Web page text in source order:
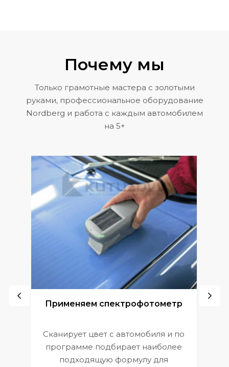
Почему мы
Только грамотные мастера с золотыми
руками, профессиональное оборудование
Nordberg и работа с каждым автомобилем
на 5+
Применяем спектрофотометр
Сканирует цвет с автомобиля и по
программе подбирает наиболее
подходящую формулу для